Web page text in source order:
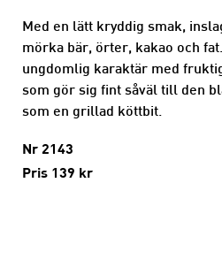
Med en lätt kryddig smak,
mörka bär, örter, kakao och
ungdomlig karaktär med
som gör sig fint såväl till den
som en grillad köttbit.
Nr 2143
Pris 139 kr